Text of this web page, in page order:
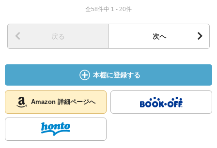
全58件中 1 - 20件
戻る 次へ
本棚に登録する
Amazon 詳細ページへ